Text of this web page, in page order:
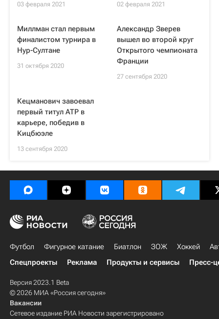
03 февраля 2021 02 февраля 2021
Миллман стал первым
финалистом турнира в
Нур-Султане
31 октября 2020
Александр Зверев
вышел во второй круг
Открытого чемпионата
Франции
27 сентября 2020
Кецманович завоевал
первый титул ATP в
карьере, победив в
Кицбюэле
13 сентября 2020
Футбол Фигурное катание Биатлон ЗОЖ Хоккей
Спецпроекты
Реклама Продукты и сервисы Пресс-
Версия 2023.1 Beta
© 2026 МИА «Россия сегодня»
Вакансии
Сетевое издание РИА Новости зарегистрировано